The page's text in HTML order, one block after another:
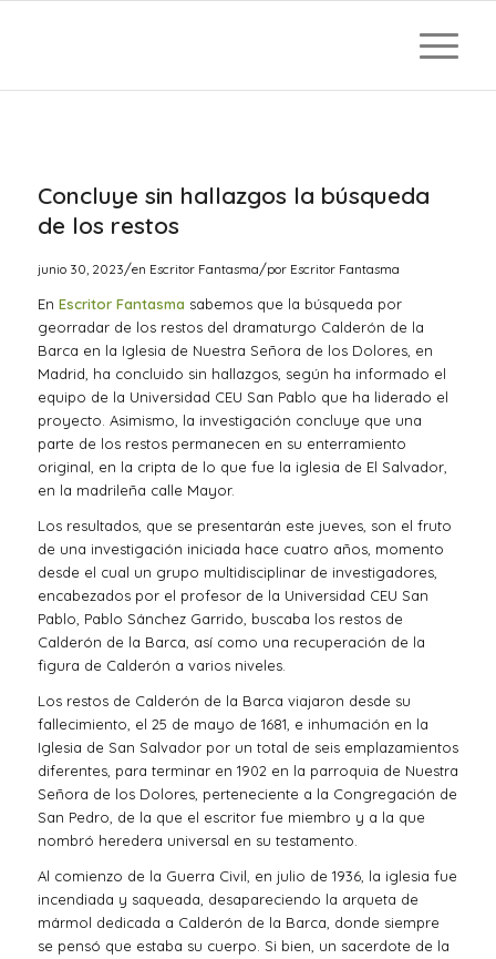
Concluye sin hallazgos la búsqueda
de los restos
junio 30, 2023/en Escritor Fantasma/por Escritor Fantasma
En Escritor Fantasma sabemos que la búsqueda por
georradar de los restos del dramaturgo Calderón de la
Barca en la Iglesia de Nuestra Señora de los Dolores, en
Madrid, ha concluido sin hallazgos, según ha informado el
equipo de la Universidad CEU San Pablo que ha liderado el
proyecto. Asimismo, la investigación concluye que una
parte de los restos permanecen en su enterramiento
original, en la cripta de lo que fue la iglesia de El Salvador,
en la madrileña calle Mayor.
Los resultados, que se presentarán este jueves, son el fruto
de una investigación iniciada hace cuatro años, momento
desde el cual un grupo multidisciplinar de investigadores,
encabezados por el profesor de la Universidad CEU San
Pablo, Pablo Sánchez Garrido, buscaba los restos de
Calderón de la Barca, así como una recuperación de la
figura de Calderón a varios niveles.
Los restos de Calderón de la Barca viajaron desde su
fallecimiento, el 25 de mayo de 1681, e inhumación en la
Iglesia de San Salvador por un total de seis emplazamientos
diferentes, para terminar en 1902 en la parroquia de Nuestra
Señora de los Dolores, perteneciente a la Congregación de
San Pedro, de la que el escritor fue miembro y a la que
nombró heredera universal en su testamento.
Al comienzo de la Guerra Civil, en julio de 1936, la iglesia fue
incendiada y saqueada, desapareciendo la arqueta de
mármol dedicada a Calderón de la Barca, donde siempre
se pensó que estaba su cuerpo. Si bien, un sacerdote de la